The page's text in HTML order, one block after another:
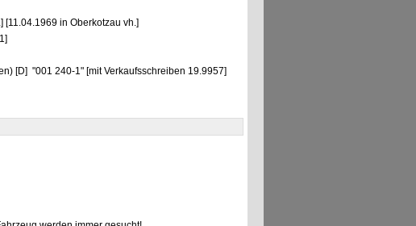
[11.04.1969 in Oberkotzau vh.]
[D] "001 240-1" [mit Verkaufsschreiben 19.9957]